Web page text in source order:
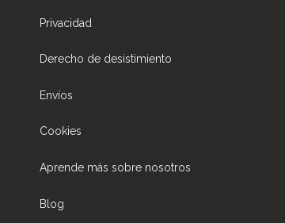
Privacidad
Derecho de desistimiento
Envíos
Cookies
Aprende más sobre nosotros
Blog